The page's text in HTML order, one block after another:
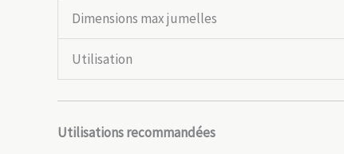
Dimensions max jumelles
Utilisation
Utilisations recommandées